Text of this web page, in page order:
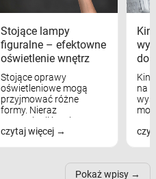
Stojące lampy
figuralne – efektowne
oświetlenie wnętrz
Stojące oprawy
oświetleniowe mogą
przyjmować różne
formy. Nieraz
wspominaliśmy już
modele na łukowych
nich może przydać się w
czytaj więcej
na
Pokaż wpisy